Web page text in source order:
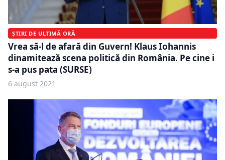
ȘTIRI DE ULTIMĂ ORĂ
Vrea să-l de afară din Guvern! Klaus Iohannis
dinamitează scena politică din România. Pe cine i
s-a pus pata (SURSE)
6 august 2021